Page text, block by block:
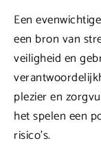
Een
een bron van
veiligheid en
plezier en
het spelen een
risico’s.